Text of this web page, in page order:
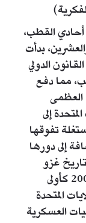
أحادي القطب،
بدأت
الدولي
مما دفع
العظمى
إلى
تفوقها
إلى دورها
غزو
أفغانستان عام 2002 وغزو العراق عام 2003 كأولى
المتحدة
العسكرية